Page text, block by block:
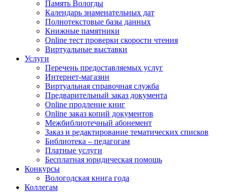
Память Вологды
Календарь знаменательных дат
Полнотекстовые базы данных
Книжные памятники
Online тест проверки скорости чтения
Виртуальные выставки
Услуги
Перечень предоставляемых услуг
Интернет-магазин
Виртуальная справочная служба
Предварительный заказ документа
Online продление книг
Online заказ копий документов
Межбиблиотечный абонемент
Заказ и редактирование тематических списков
Библиотека – педагогам
Платные услуги
Бесплатная юридическая помощь
Конкурсы
Вологодская книга года
Коллегам